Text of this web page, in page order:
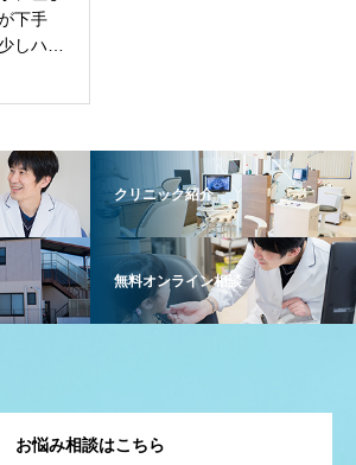
下手
しハー
クリニック紹介
無料オンライン相談
お悩み相談はこちら